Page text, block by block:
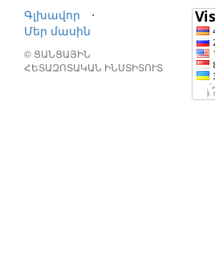
Գլխավոր
⋅
Մեր մասին
© ՑԱՆՑԱՅԻՆ
ՀԵՏԱԶՈՏԱԿԱՆ ԻՆՍՏԻՏՈՒՏ